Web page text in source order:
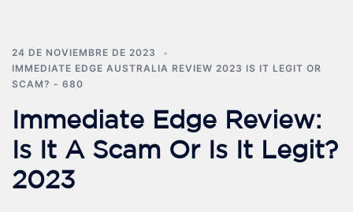
24 DE NOVIEMBRE DE 2023
IMMEDIATE EDGE AUSTRALIA REVIEW 2023 IS IT LEGIT OR
SCAM? - 680
Immediate Edge Review:
Is It A Scam Or Is It Legit?
2023